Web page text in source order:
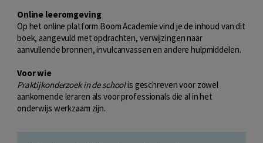
Online leeromgeving
Op het online platform Boom Academie vind je de inhoud van dit
boek, aangevuld met opdrachten, verwijzingen naar
aanvullende bronnen, invulcanvassen en andere hulpmiddelen.
Voor wie
Praktijkonderzoek in de schoolis geschreven voor zowel
aankomende leraren als voor professionals die al in het
onderwijs werkzaam zijn.